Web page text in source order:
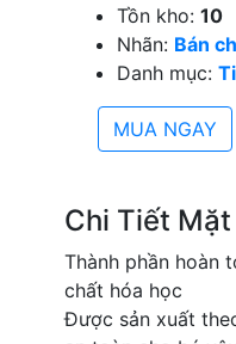
Tồn kho: 10
Nhãn: Bán
Danh mục:
MUA NGAY
Chi Tiết
Thành phần hoàn
chất hóa học
Được sản xuất